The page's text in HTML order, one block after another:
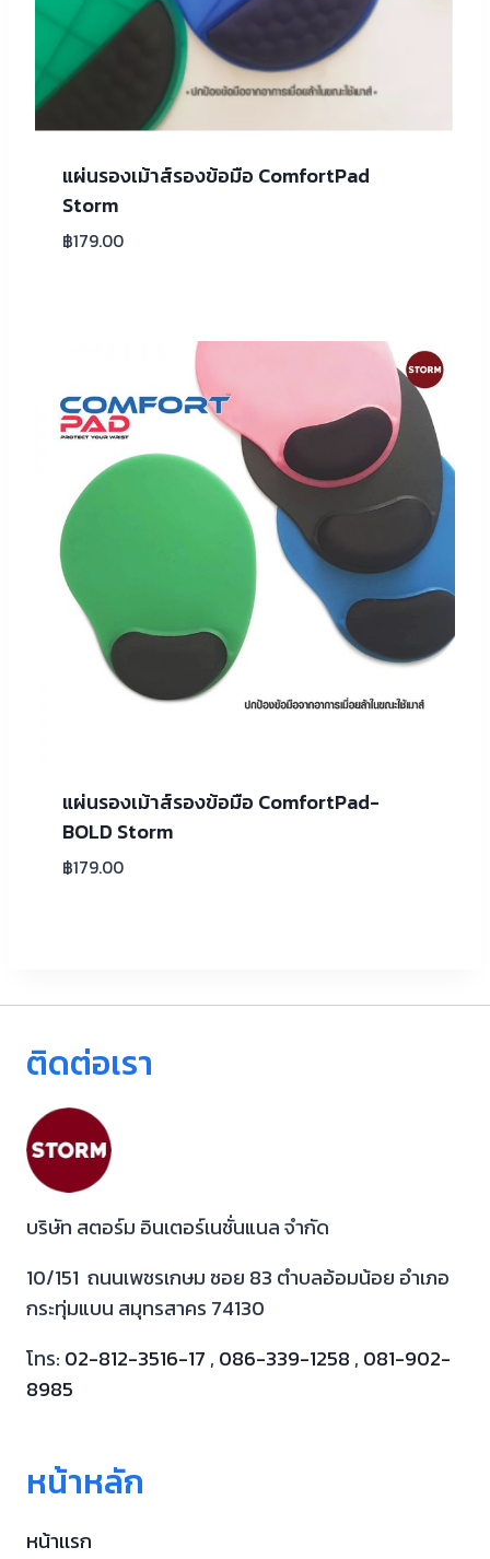
แผ่นรองเม้าส์รองข้อมือ ComfortPad
Storm
฿179.00
แผ่นรองเม้าส์รองข้อมือ ComfortPad-
BOLD Storm
฿179.00
ติดต่อเรา
บริษัท สตอร์ม อินเตอร์เนชั่นแนล จำกัด
10/151 ถนนเพชรเกษม ซอย 83 ตำบลอ้อมน้อย อำเภอ
กระทุ่มแบน สมุทรสาคร 74130
โทร: 02-812-3516-17, 086-339-1258, 081-902-
8985
หน้าหลัก
หน้าเเรก